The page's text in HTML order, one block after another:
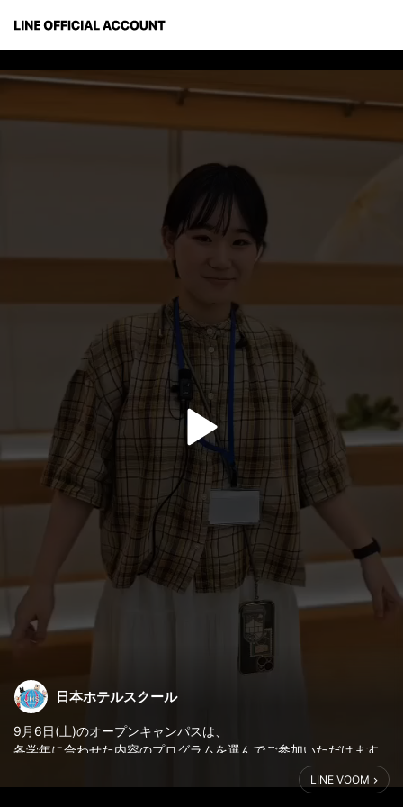
日本ホテルスクール
9月6日(土)のオープンキャンパスは、
各学年に合わせた内容のプログラムを選んでご参加いただけます
／
LINE VOOM